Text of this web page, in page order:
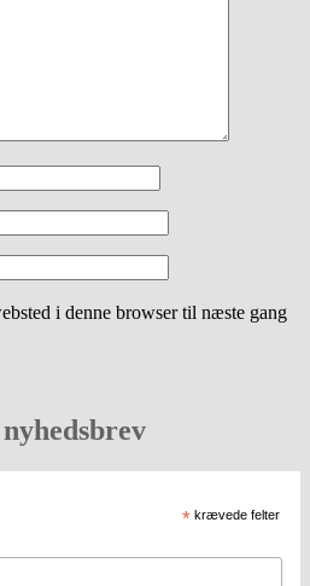
i denne browser til næste gang
* krævede felter